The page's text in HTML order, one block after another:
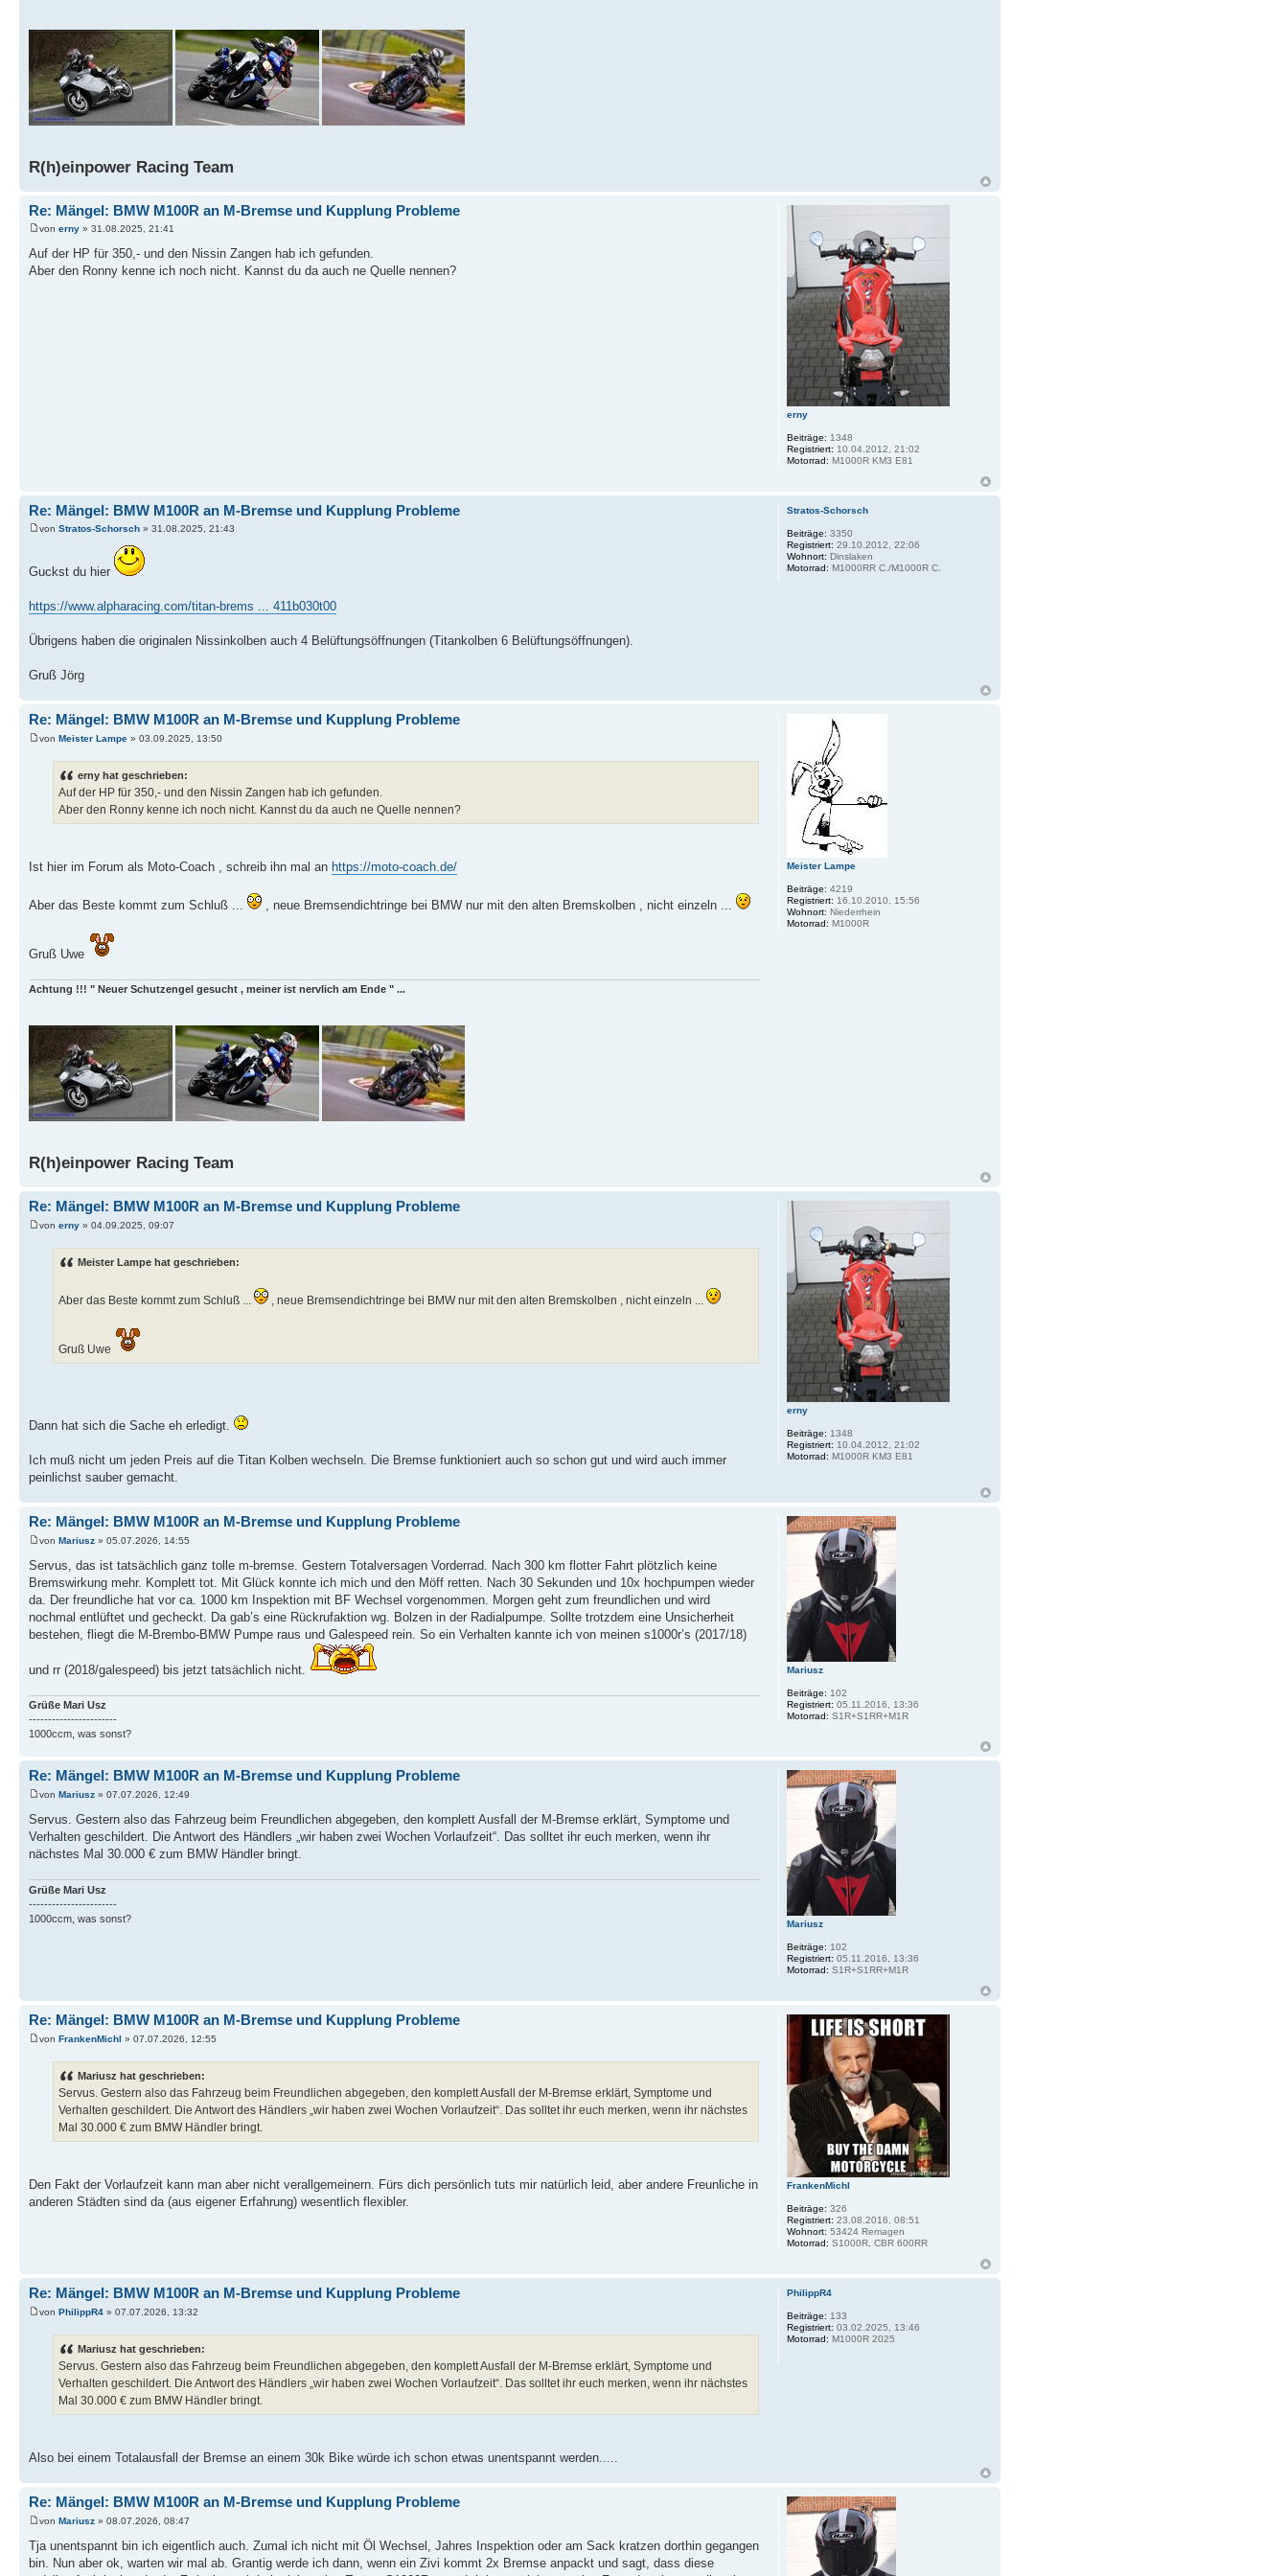
R(h)einpower Racing Team
Re: Mängel: BMW M100R an M-Bremse und Kupplung Probleme
von erny » 31.08.2025, 21:41
Auf der HP für 350,- und den Nissin Zangen hab ich gefunden.
Aber den Ronny kenne ich noch nicht. Kannst du da auch ne Quelle nennen?
erny
Beiträge: 1348
Registriert: 10.04.2012, 21:02
Motorrad: M1000R KM3 E81
Re: Mängel: BMW M100R an M-Bremse und Kupplung Probleme
von Stratos-Schorsch » 31.08.2025, 21:43
Guckst du hier
https://www.alpharacing.com/titan-brems ... 411b030t00
Übrigens haben die originalen Nissinkolben auch 4 Belüftungsöffnungen (Titankolben 6 Belüftungsöffnungen).
Gruß Jörg
Stratos-Schorsch
Beiträge: 3350
Registriert: 29.10.2012, 22:06
Wohnort: Dinslaken
Motorrad: M1000RR C./M1000R C.
Re: Mängel: BMW M100R an M-Bremse und Kupplung Probleme
von Meister Lampe » 03.09.2025, 13:50
erny hat geschrieben:
Auf der HP für 350,- und den Nissin Zangen hab ich gefunden.
Aber den Ronny kenne ich noch nicht. Kannst du da auch ne Quelle nennen?
Ist hier im Forum als Moto-Coach , schreib ihn mal an https://moto-coach.de/
Aber das Beste kommt zum Schluß ... , neue Bremsendichtringe bei BMW nur mit den alten Bremskolben , nicht einzeln ...
Gruß Uwe
Achtung !!! " Neuer Schutzengel gesucht , meiner ist nervlich am Ende " ...
R(h)einpower Racing Team
Meister Lampe
Beiträge: 4219
Registriert: 16.10.2010, 15:56
Wohnort: Niederrhein
Motorrad: M1000R
Re: Mängel: BMW M100R an M-Bremse und Kupplung Probleme
von erny » 04.09.2025, 09:07
Meister Lampe hat geschrieben:
Aber das Beste kommt zum Schluß ... , neue Bremsendichtringe bei BMW nur mit den alten Bremskolben , nicht einzeln ...
Gruß Uwe
Dann hat sich die Sache eh erledigt.
Ich muß nicht um jeden Preis auf die Titan Kolben wechseln. Die Bremse funktioniert auch so schon gut und wird auch immer
peinlichst sauber gemacht.
erny
Beiträge: 1348
Registriert: 10.04.2012, 21:02
Motorrad: M1000R KM3 E81
Re: Mängel: BMW M100R an M-Bremse und Kupplung Probleme
von Mariusz » 05.07.2026, 14:55
Servus, das ist tatsächlich ganz tolle m-bremse. Gestern Totalversagen Vorderrad. Nach 300 km flotter Fahrt plötzlich keine
Bremswirkung mehr. Komplett tot. Mit Glück konnte ich mich und den Möff retten. Nach 30 Sekunden und 10x hochpumpen wieder
da. Der freundliche hat vor ca. 1000 km Inspektion mit BF Wechsel vorgenommen. Morgen geht zum freundlichen und wird
nochmal entlüftet und gecheckt. Da gab’s eine Rückrufaktion wg. Bolzen in der Radialpumpe. Sollte trotzdem eine Unsicherheit
bestehen, fliegt die M-Brembo-BMW Pumpe raus und Galespeed rein. So ein Verhalten kannte ich von meinen s1000r’s (2017/18)
und rr (2018/galespeed) bis jetzt tatsächlich nicht.
Grüße Mari Usz
-----------------------
1000ccm, was sonst?
Mariusz
Beiträge: 102
Registriert: 05.11.2016, 13:36
Motorrad: S1R+S1RR+M1R
Re: Mängel: BMW M100R an M-Bremse und Kupplung Probleme
von Mariusz » 07.07.2026, 12:49
Servus. Gestern also das Fahrzeug beim Freundlichen abgegeben, den komplett Ausfall der M-Bremse erklärt, Symptome und
Verhalten geschildert. Die Antwort des Händlers „wir haben zwei Wochen Vorlaufzeit“. Das solltet ihr euch merken, wenn ihr
nächstes Mal 30.000 € zum BMW Händler bringt.
Grüße Mari Usz
-----------------------
1000ccm, was sonst?
Mariusz
Beiträge: 102
Registriert: 05.11.2016, 13:36
Motorrad: S1R+S1RR+M1R
Re: Mängel: BMW M100R an M-Bremse und Kupplung Probleme
von FrankenMichl » 07.07.2026, 12:55
Mariusz hat geschrieben:
Servus. Gestern also das Fahrzeug beim Freundlichen abgegeben, den komplett Ausfall der M-Bremse erklärt, Symptome und
Verhalten geschildert. Die Antwort des Händlers „wir haben zwei Wochen Vorlaufzeit“. Das solltet ihr euch merken, wenn ihr nächstes
Mal 30.000 € zum BMW Händler bringt.
Den Fakt der Vorlaufzeit kann man aber nicht verallgemeinern. Fürs dich persönlich tuts mir natürlich leid, aber andere Freunliche in
anderen Städten sind da (aus eigener Erfahrung) wesentlich flexibler.
FrankenMichl
Beiträge: 326
Registriert: 23.08.2016, 08:51
Wohnort: 53424 Remagen
Motorrad: S1000R, CBR 600RR
Re: Mängel: BMW M100R an M-Bremse und Kupplung Probleme
von PhilippR4 » 07.07.2026, 13:32
Mariusz hat geschrieben:
Servus. Gestern also das Fahrzeug beim Freundlichen abgegeben, den komplett Ausfall der M-Bremse erklärt, Symptome und
Verhalten geschildert. Die Antwort des Händlers „wir haben zwei Wochen Vorlaufzeit“. Das solltet ihr euch merken, wenn ihr nächstes
Mal 30.000 € zum BMW Händler bringt.
Also bei einem Totalausfall der Bremse an einem 30k Bike würde ich schon etwas unentspannt werden.....
PhilippR4
Beiträge: 133
Registriert: 03.02.2025, 13:46
Motorrad: M1000R 2025
Re: Mängel: BMW M100R an M-Bremse und Kupplung Probleme
von Mariusz » 08.07.2026, 08:47
Tja unentspannt bin ich eigentlich auch. Zumal ich nicht mit Öl Wechsel, Jahres Inspektion oder am Sack kratzen dorthin gegangen
bin. Nun aber ok, warten wir mal ab. Grantig werde ich dann, wenn ein Zivi kommt 2x Bremse anpackt und sagt, dass diese